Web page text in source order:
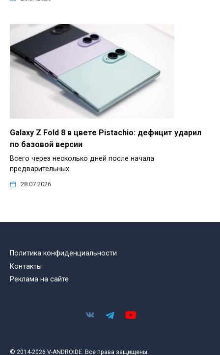
Galaxy Z Fold 8 в цвете Pistachio: дефицит ударил
по базовой версии
Всего через несколько дней после начала
предварительных
28.07.2026
Политика конфиденциальности
Контакты
Реклама на сайте
© 2014-2026 V-ANDROIDE. Все права защищены.